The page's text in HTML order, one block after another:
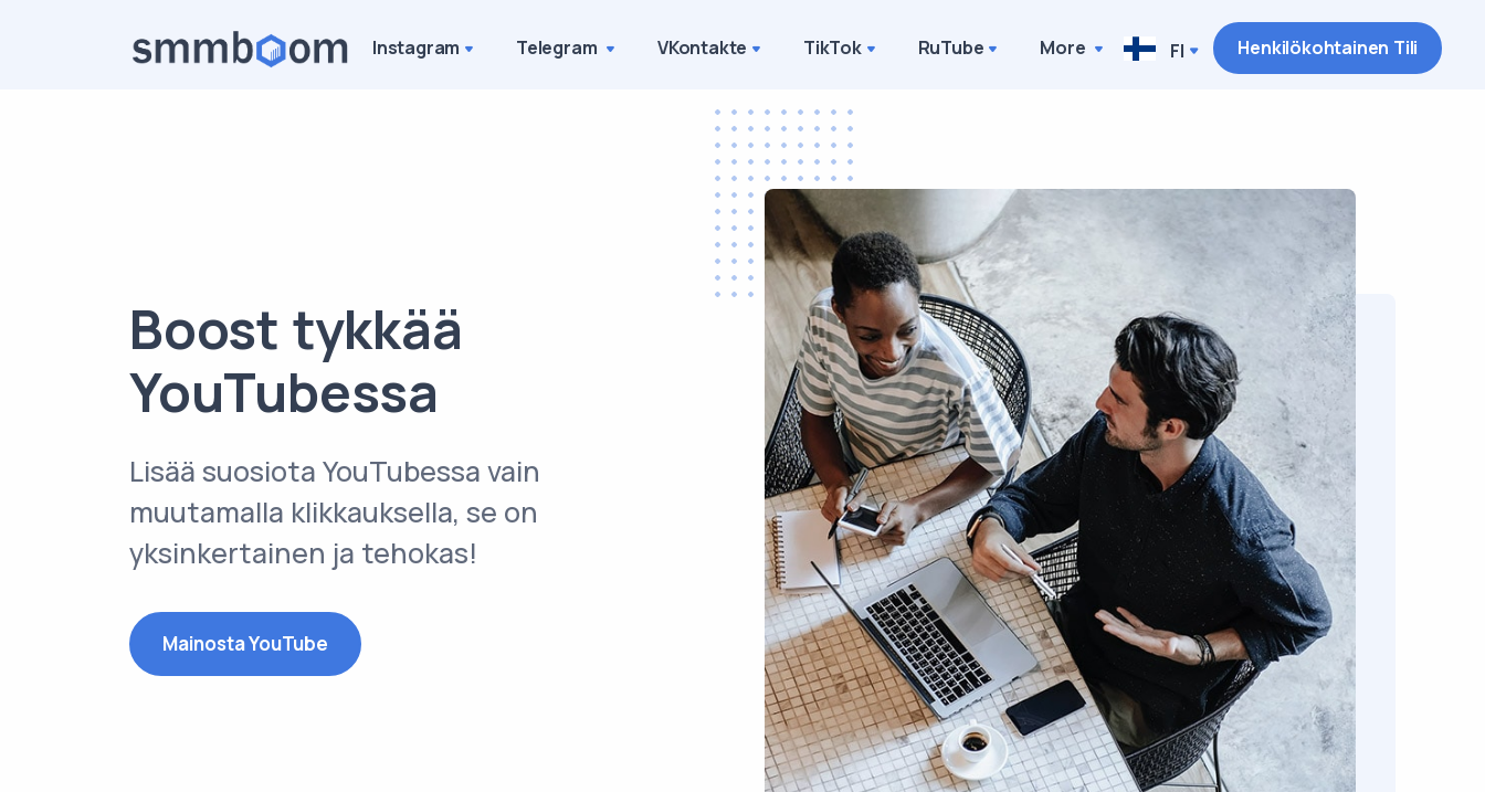
Instagram Telegram VKontakte TikTok RuTube More FI Henkilökohtainen Tili
Boost tykkää
YouTubessa
Lisää suosiota YouTubessa vain
muutamalla klikkauksella, se on
yksinkertainen ja tehokas!
Mainosta YouTube